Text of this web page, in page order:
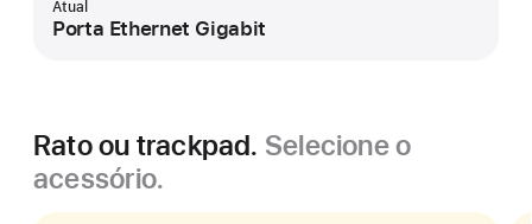
Atual
Porta Ethernet Gigabit
Rato ou trackpad. Selecione o
acessório.